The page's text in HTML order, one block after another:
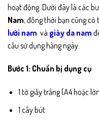
hoạt động. Dưới đây là các
Nam, đồng thời bạn cũng
lười nam và giày da nam
cầu sử dụng hằng ngày.
Bước 1: Chuẩn bị dụng cụ
1 tờ giấy trắng (A4 hoặc
1 cây bút